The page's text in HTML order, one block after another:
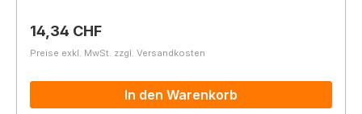
Regulärer Preis:
14,34 CHF
Preise exkl. MwSt. zzgl. Versandkosten
In den Warenkorb